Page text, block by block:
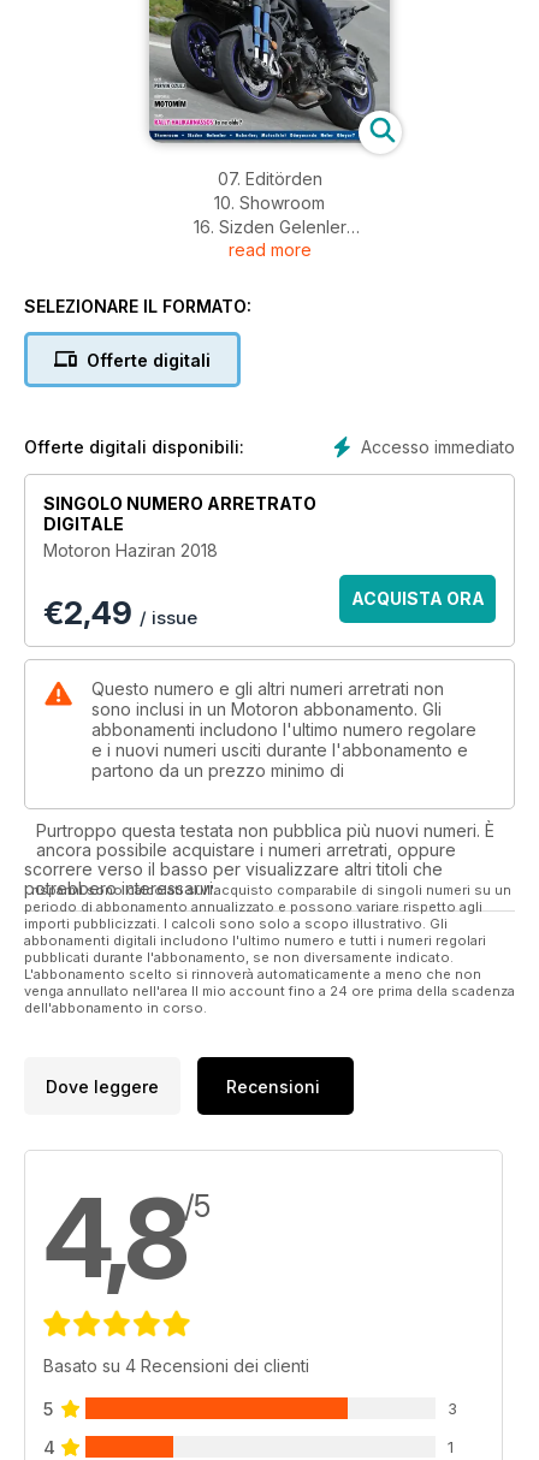
07. Editörden
10. Showroom
16. Sizden Gelenler
26. Haberler
32. Prof. Dr. Yavuz Taşkıran;
Seçim Kampanyası
38. Alpaslan Kuzucan;
Garajda Yeni Ekipmanlar
42. Test; 2018 Yamaha Niken
52. Yarış; Rally Halikarnassos
56. Gezi/Kamp; Törkiş Dolomiti
Güvenilir İsim: Motomim!
62. Test; KTM Duke 790
68. Gezi; Pervin Ozulu
Ege-Akdeniz Son Gün
76. "0" Km Motosiklet Fiyat Listesi ve
Teknik Özellikler
read more
SELEZIONARE IL FORMATO:
Offerte digitali
Accesso immediato
Offerte digitali disponibili:
SINGOLO NUMERO ARRETRATO
DIGITALE
Motoron Haziran 2018
€2,49 / issue
ACQUISTA ORA
Questo numero e gli altri numeri arretrati non
sono inclusi in un Motoron abbonamento. Gli
abbonamenti includono l'ultimo numero regolare
e i nuovi numeri usciti durante l'abbonamento e
partono da un prezzo minimo di
Purtroppo questa testata non pubblica più nuovi numeri. È
ancora possibile acquistare i numeri arretrati, oppure
scorrere verso il basso per visualizzare altri titoli che
potrebbero interessarvi.
I risparmi sono calcolati sull'acquisto comparabile di singoli numeri su un
periodo di abbonamento annualizzato e possono variare rispetto agli
importi pubblicizzati. I calcoli sono solo a scopo illustrativo. Gli
abbonamenti digitali includono l'ultimo numero e tutti i numeri regolari
pubblicati durante l'abbonamento, se non diversamente indicato.
L'abbonamento scelto si rinnoverà automaticamente a meno che non
venga annullato nell'area Il mio account fino a 24 ore prima della scadenza
dell'abbonamento in corso.
Dove leggere Recensioni
4,8/5
Basato su 4 Recensioni dei clienti
5 3
4 1